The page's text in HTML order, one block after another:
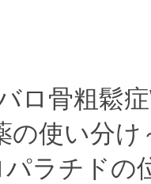
ロ骨粗鬆
使い分け
ラチドの